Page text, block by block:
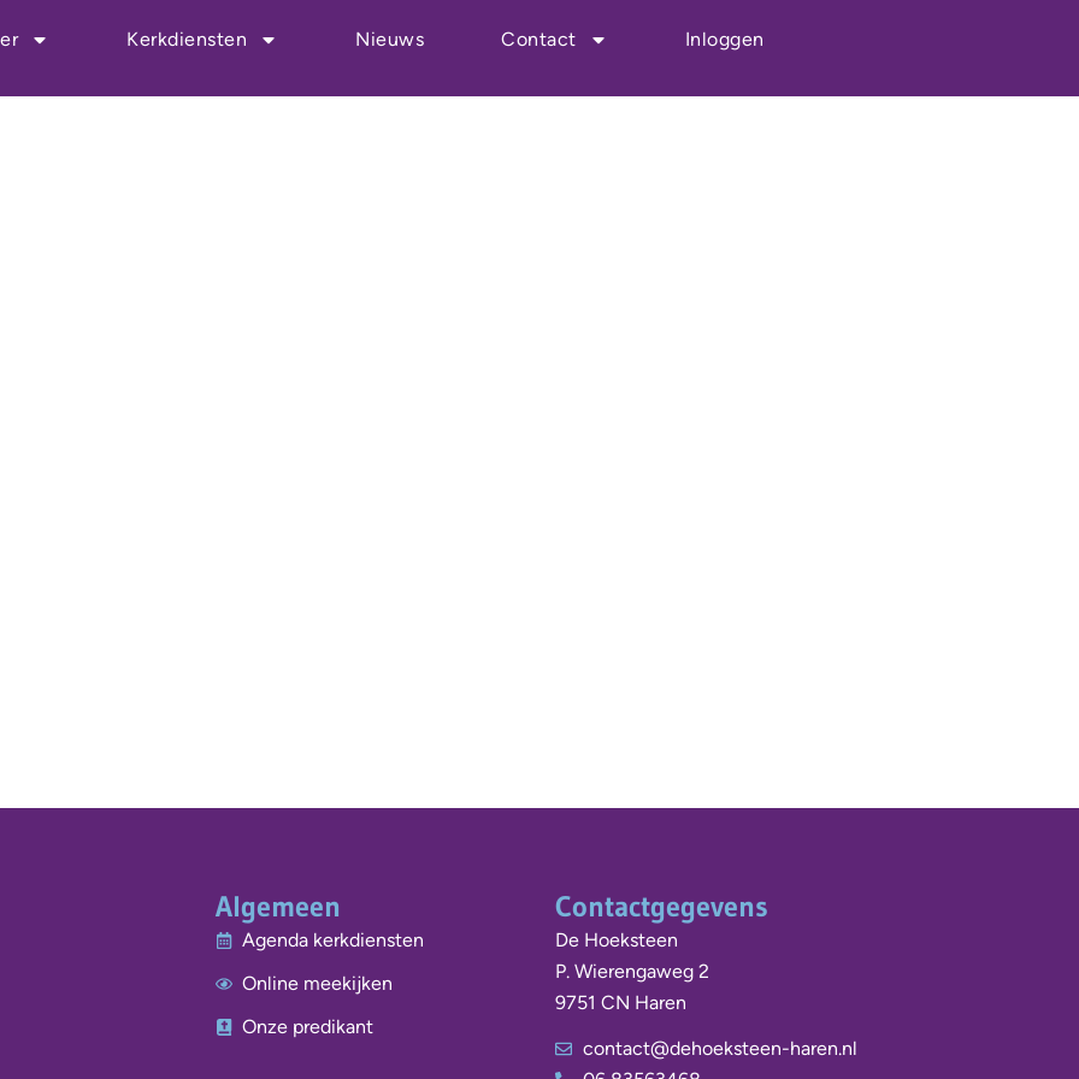
Kerkdiensten Nieuws Contact Inloggen
Algemeen
Agenda kerkdiensten
Online meekijken
Onze predikant
Contactgegevens
De Hoeksteen
P. Wierengaweg 2
9751 CN Haren
contact@dehoeksteen-haren.nl